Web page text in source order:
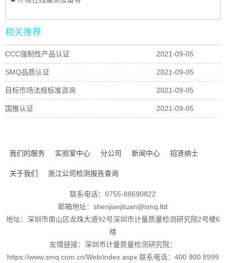
相关推荐
CCC强制性产品认证 2021-09-05
SMQ品质认证 2021-09-05
目标市场法规标准咨询 2021-09-05
国推认证 2021-09-05
我们的服务 实验室中心 分公司 新闻中心 招贤纳士
关于我们 浙江公司检测报告查询
联系电话：0755-88690822
邮箱地址：shenjianjituan@smq.ltd
地址：深圳市南山区龙珠大道92号深圳市计量质量检测研究院2号楼6
楼
友情链接：深圳市计量质量检测研究院：
https://www.smq.com.cn/Web/index.aspx 联系电话：400 900 8999